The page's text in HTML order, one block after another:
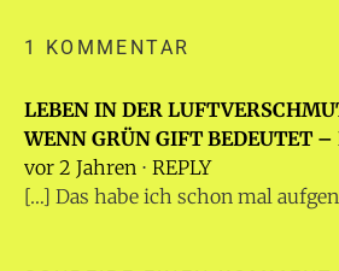
1 KOMMENTAR
LEBEN IN DER
WENN GRÜN GIFT BEDEUTET –
vor 2 Jahren ⋅ REPLY
[…] Das habe ich schon mal